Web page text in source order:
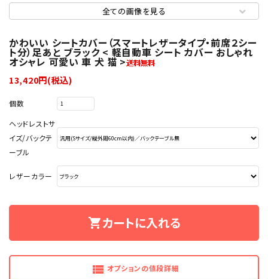
全ての画像を見る
かわいい シートカバー（スマートレザータイプ・前席２シー
ト分）足あと ブラック < 軽自動車 シート カバー おしゃれ
オシャレ 可愛い 車 犬 猫 >
13,420円(税込)
個数
ヘッドレストサ
イズ/バックテ
ーブル
レザーカラー
shopping_cartカートに入れる
view_list オプションの値段詳細